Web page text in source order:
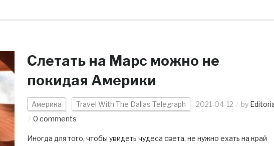
Слетать на Марс можно не
покидая Америки
Америка Travel With The Dallas Telegraph 2021-04-12 by
0 comments
Иногда для того, чтобы увидеть чудеса света, не нужно ехать на край